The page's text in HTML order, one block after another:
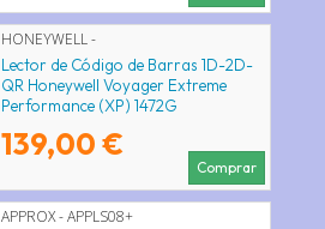
HONEYWELL -
Lector de Código de Barras 1D-2D-
QR Honeywell Voyager Extreme
Performance (XP) 1472G
139,00 €
Comprar
APPROX - APPLS08+